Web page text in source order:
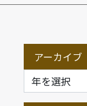
アーカイブ